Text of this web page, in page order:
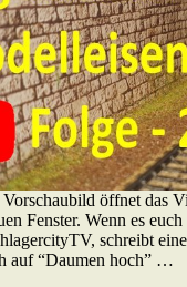
öffnet das
Fenster. Wenn es
schreibt
auf “Daumen hoch” …